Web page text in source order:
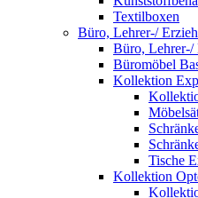
Textilboxen
Büro, Lehrer-/
Büro, Lehrer-/
Büromöbel
Kollektion
Tische
Kollektion